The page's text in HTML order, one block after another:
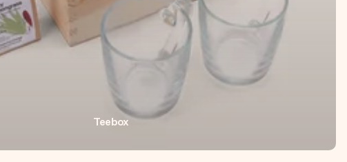
Teebox